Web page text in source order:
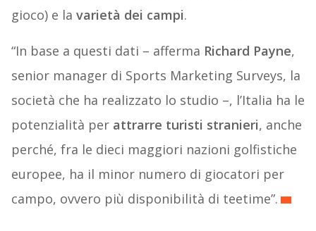
gioco) e la varietà dei campi.
“In base a questi dati – afferma Richard Payne,
senior manager di Sports Marketing Surveys, la
società che ha realizzato lo studio –, l’Italia ha le
potenzialità per attrarre turisti stranieri, anche
perché, fra le dieci maggiori nazioni golfistiche
europee, ha il minor numero di giocatori per
campo, ovvero più disponibilità di teetime”.